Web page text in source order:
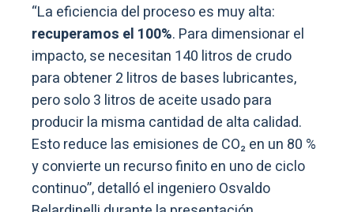
“La eficiencia del proceso es muy alta:
recuperamos el 100%. Para dimensionar el
impacto, se necesitan 140 litros de crudo
para obtener 2 litros de bases lubricantes,
pero solo 3 litros de aceite usado para
producir la misma cantidad de alta calidad.
Esto reduce las emisiones de CO₂ en un 80 %
y convierte un recurso finito en uno de ciclo
continuo”, detalló el ingeniero Osvaldo